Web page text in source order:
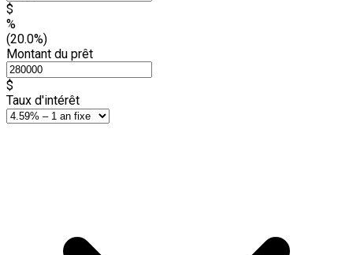
$
%
(20.0%)
Montant du prêt
$
Taux d'intérêt